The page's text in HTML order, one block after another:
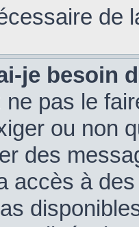
de
je besoin
pas le
ou non
des
accès à